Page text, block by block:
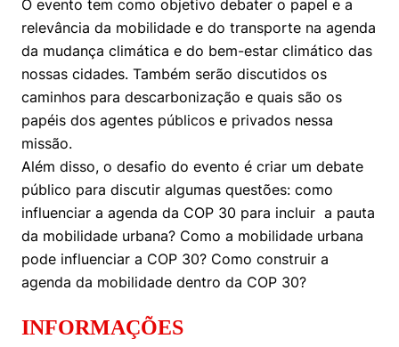
Todas as Engenharias
Engenharia de Computação
Engenharia de Produção
Engenharia Mecânica
Engenharia Mecatrônica
Direito
Economia
Finanças
Prêmio Duda Ermírio de Moraes
Como funciona
Resolução Eficaz de Problemas
Oportunidade de Negócios
Women in Action
Trabalhe conosco
Sala de Imprensa
Biblioteca Telles
Repositório Institucional
Pesquisa na Graduação
Seminários Acadêmicos
Comitê de Ética em Pesquisa
Notícias
Youtube
Instagram
Linkedin
Engenharia e Ciência da Computação
Direito
Áreas de Conhecimento
Ensino e aprendizagem
Fale Conosco
Atendimento
Visite o Insper
Canal de Ética
Ouvidoria
Portal da Privacidade
O evento tem como objetivo debater o papel e a
relevância da mobilidade e do transporte na agenda
da mudança climática e do bem-estar climático das
nossas cidades. Também serão discutidos os
caminhos para descarbonização e quais são os
papéis dos agentes públicos e privados nessa
missão.
Além disso, o desafio do evento é criar um debate
público para discutir algumas questões: como
influenciar a agenda da COP 30 para incluir a pauta
da mobilidade urbana? Como a mobilidade urbana
pode influenciar a COP 30? Como construir a
agenda da mobilidade dentro da COP 30?
INFORMAÇÕES